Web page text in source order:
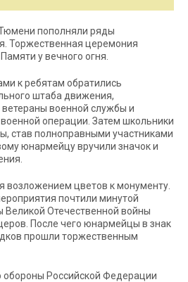
пополняли ряды
Торжественная церемония
у вечного огня.
к ребятам обратились
штаба движения,
военной службы и
операции. Затем школьники
став полноправными участниками
юнармейцу вручили значок и
возложением цветов к монументу.
почтили минутой
Отечественной войны
После чего юнармейцы в знак
прошли торжественным
обороны Российской Федерации